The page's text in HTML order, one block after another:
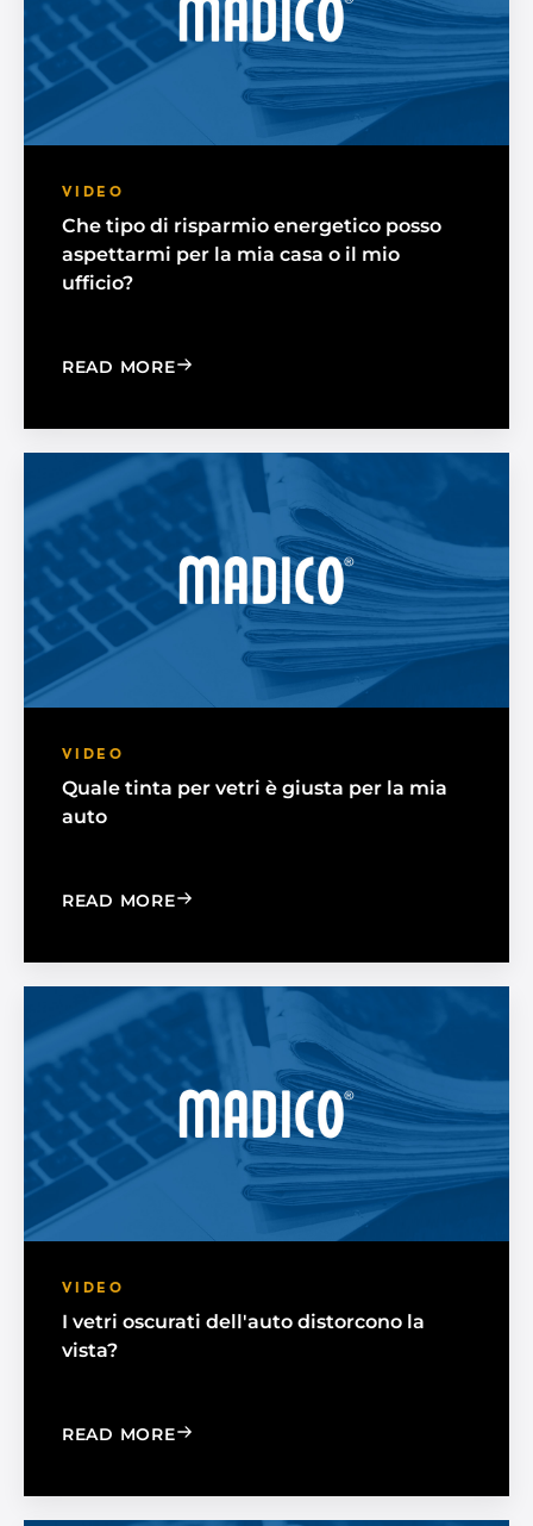
VIDEO
Che tipo di risparmio energetico posso
aspettarmi per la mia casa o il mio
ufficio?
READ MORE: WHAT TYPE OF ENERGY SAVINGS
VIDEO
Quale tinta per vetri è giusta per la mia
auto
READ MORE: WHICH WINDOW TINT IS RIGHT FOR
VIDEO
I vetri oscurati dell'auto distorcono la
vista?
READ MORE: WILL HAVING A TINTED CAR